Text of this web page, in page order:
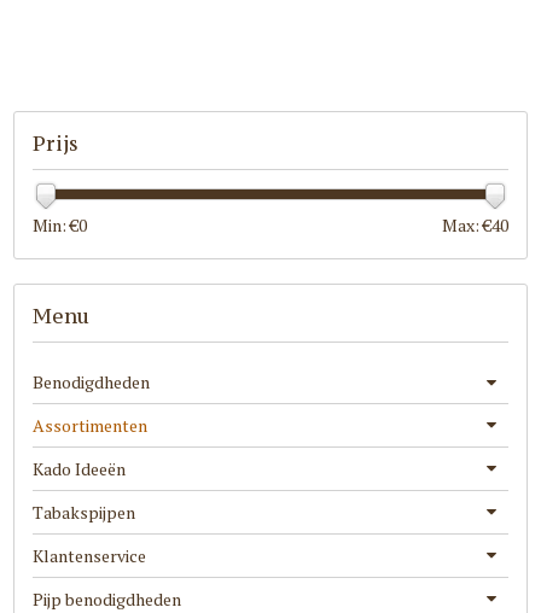
Prijs
Min: €0 Max: €40
Menu
Benodigdheden
Assortimenten
Kado Ideeën
Tabakspijpen
Klantenservice
Pijp benodigdheden